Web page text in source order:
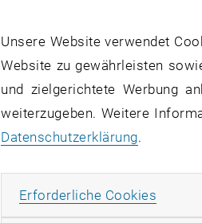
Unsere Website verwendet
Website zu gewährleisten
und zielgerichtete Werbung
weiterzugeben. Weitere
Datenschutzerklärung.
Erforderliche Cookies